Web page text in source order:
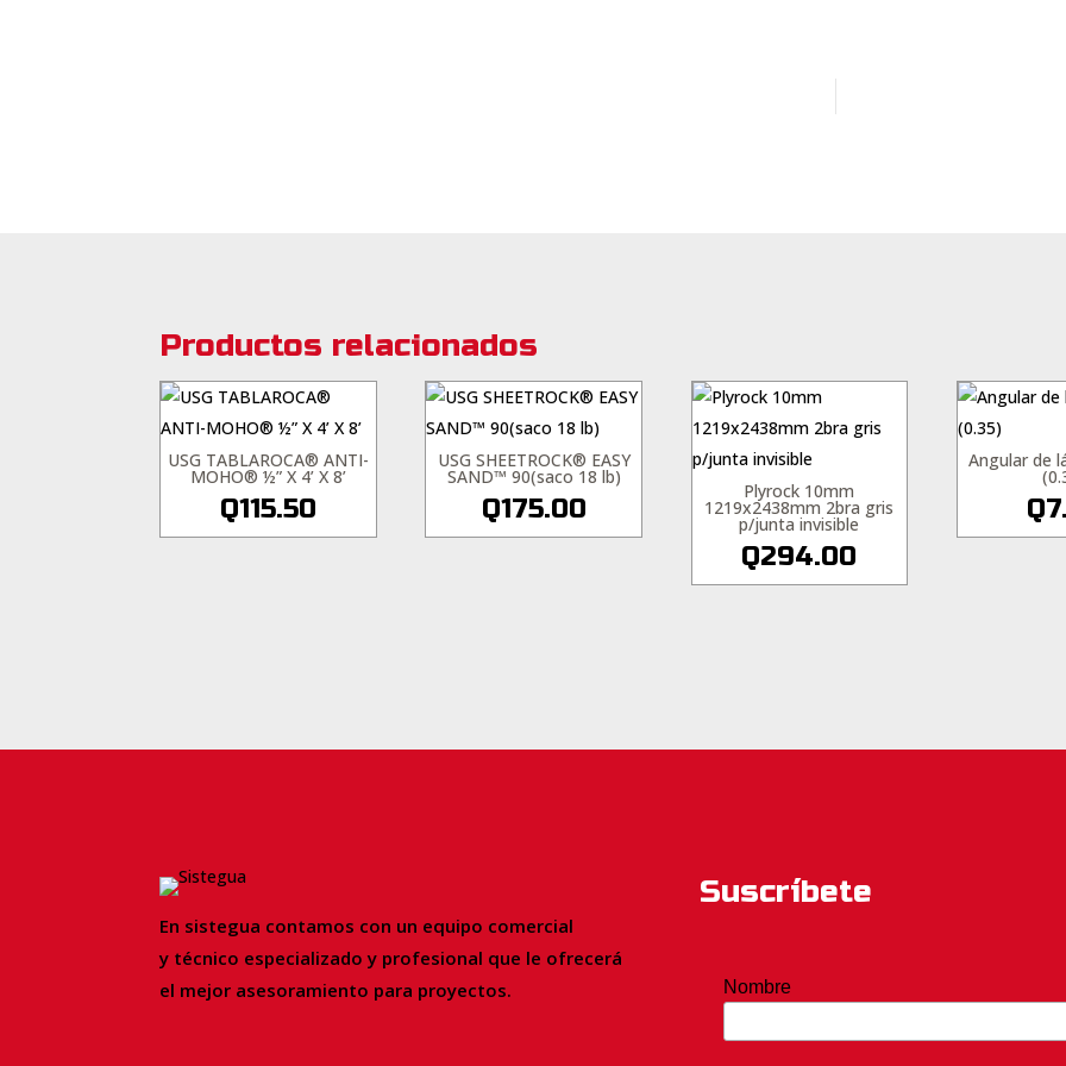
Productos relacionados
USG TABLAROCA® ANTI-
MOHO® ½” X 4’ X 8’
Q115.50
USG SHEETROCK® EASY
SAND™ 90(saco 18 lb)
Q175.00
Plyrock 10mm
1219x2438mm 2bra gris
p/junta invisible
Q294.00
Angular de
Q
En sistegua contamos con un equipo comercial
y técnico especializado y profesional que le ofrecerá
el mejor asesoramiento para proyectos.
Suscríbete
Nombre